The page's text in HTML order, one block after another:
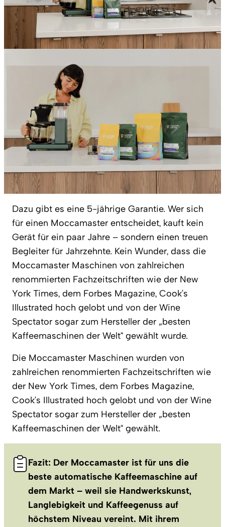
Dazu gibt es eine 5-jährige Garantie. Wer sich
für einen Moccamaster entscheidet, kauft kein
Gerät für ein paar Jahre – sondern einen treuen
Begleiter für Jahrzehnte. Kein Wunder, dass die
Moccamaster Maschinen von zahlreichen
renommierten Fachzeitschriften wie der New
York Times, dem Forbes Magazine, Cook’s
Illustrated hoch gelobt und von der Wine
Spectator sogar zum Hersteller der „besten
Kaffeemaschinen der Welt“ gewählt wurde.
Die Moccamaster Maschinen wurden von
zahlreichen renommierten Fachzeitschriften wie
der New York Times, dem Forbes Magazine,
Cook’s Illustrated hoch gelobt und von der Wine
Spectator sogar zum Hersteller der „besten
Kaffeemaschinen der Welt“ gewählt.
Fazit: Der Moccamaster ist für uns die
beste automatische Kaffeemaschine auf
dem Markt – weil sie Handwerkskunst,
Langlebigkeit und Kaffeegenuss auf
höchstem Niveau vereint. Mit ihrem